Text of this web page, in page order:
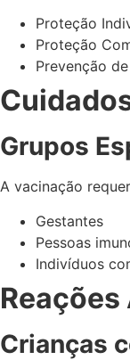
Proteção
Proteção
Prevenção
Grupos
A vacinação
Gestantes
Pessoas
Indivíduos
Crianças